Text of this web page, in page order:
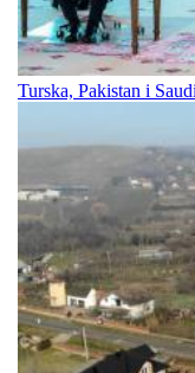
Turska, Pakistan i